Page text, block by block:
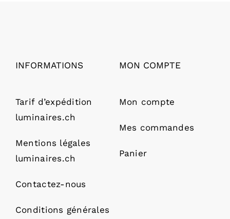
INFORMATIONS
Tarif d’expédition
luminaires.ch
Mentions légales
luminaires.ch
Contactez-nous
Conditions générales
MON COMPTE
Mon compte
Mes commandes
Panier